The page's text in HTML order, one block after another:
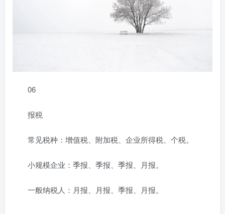
06
报税
常见税种：增值税、附加税、企业所得税、个税。
小规模企业：季报、季报、季报、月报。
一般纳税人：月报、月报、季报、月报。